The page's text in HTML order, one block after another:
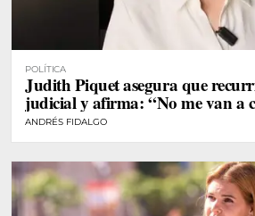
POLÍTICA
Judith Piquet asegura que
judicial y afirma: “No me van a
ANDRÉS FIDALGO